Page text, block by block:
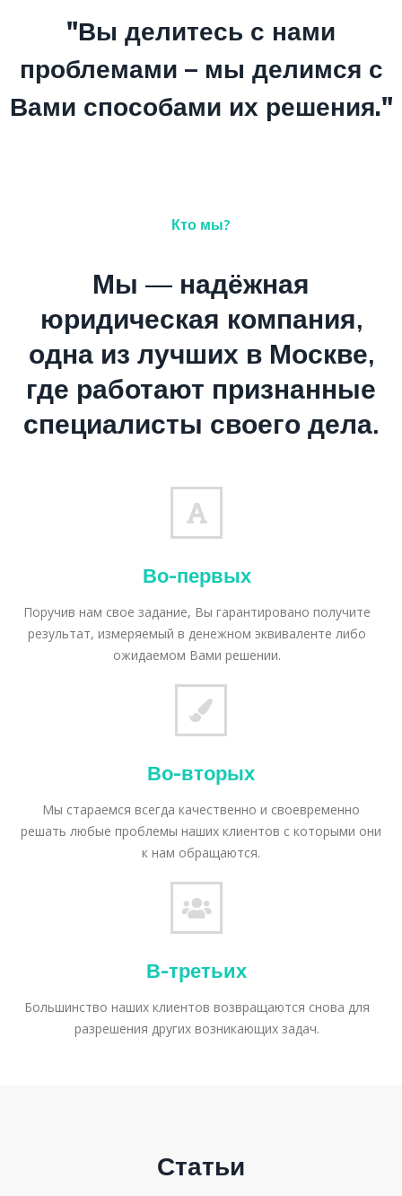
"Вы делитесь с нами
проблемами – мы делимся с
Вами способами их решения."
Кто мы?
Мы — надёжная
юридическая компания,
одна из лучших в Москве,
где работают признанные
специалисты своего дела.
Во-первых
Поручив нам свое задание, Вы гарантировано получите
результат, измеряемый в денежном эквиваленте либо
ожидаемом Вами решении.
Во-вторых
Мы стараемся всегда качественно и своевременно
решать любые проблемы наших клиентов с которыми они
к нам обращаются.
В-третьих
Большинство наших клиентов возвращаются снова для
разрешения других возникающих задач.
Статьи